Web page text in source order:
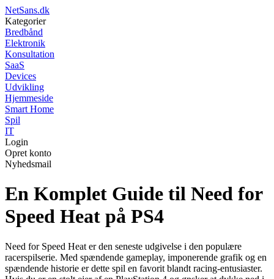
NetSans.dk
Kategorier
Bredbånd
Elektronik
Konsultation
SaaS
Devices
Udvikling
Hjemmeside
Smart Home
Spil
IT
Login
Opret konto
Nyhedsmail
En Komplet Guide til Need for
Speed Heat på PS4
Need for Speed Heat er den seneste udgivelse i den populære
racerspilserie. Med spændende gameplay, imponerende grafik og en
spændende historie er dette spil en favorit blandt racing-entusiaster.